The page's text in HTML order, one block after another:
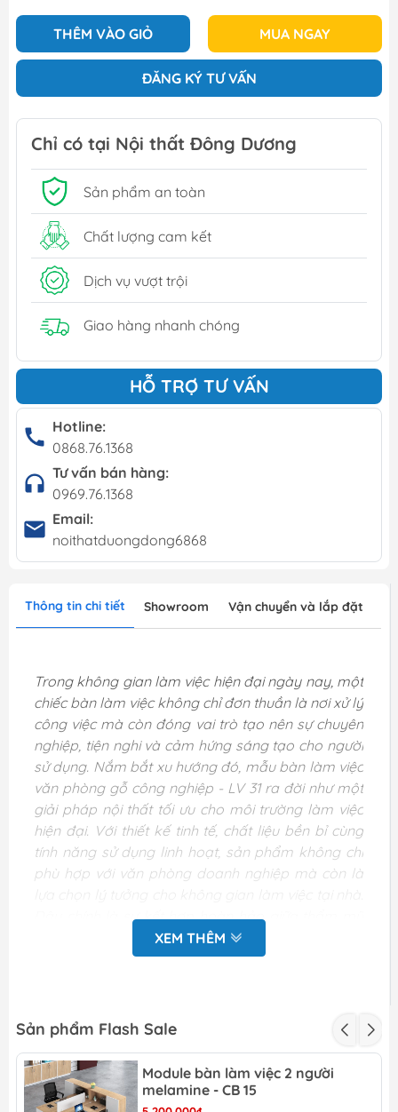
THÊM VÀO GIỎ MUA NGAY
ĐĂNG KÝ TƯ VẤN
Chỉ có tại Nội thất Đông Dương
Sản phẩm an toàn
Chất lượng cam kết
Dịch vụ vượt trội
Giao hàng nhanh chóng
HỖ TRỢ TƯ VẤN
Hotline:
0868.76.1368
Tư vấn bán hàng:
0969.76.1368
Email:
noithatduongdong6868
Thông tin chi tiết Showroom Vận chuyển và lắp đặt
Trong không gian làm việc hiện đại ngày nay, một
chiếc bàn làm việc không chỉ đơn thuần là nơi xử lý
công việc mà còn đóng vai trò tạo nên sự chuyên
nghiệp, tiện nghi và cảm hứng sáng tạo cho người
sử dụng. Nắm bắt xu hướng đó, mẫu bàn làm việc
văn phòng gỗ công nghiệp - LV 31 ra đời như một
giải pháp nội thất tối ưu cho môi trường làm việc
hiện đại. Với thiết kế tinh tế, chất liệu bền bỉ cùng
tính năng sử dụng linh hoạt, sản phẩm không chỉ
phù hợp với văn phòng doanh nghiệp mà còn là
Đây chính là sự kết hợp hoàn hảo giữa thẩm mỹ
và công năng, đáp ứng nhu cầu sử dụng lâu dài và
của mẫu bàn làm việc
văn phòng gỗ công
nghiệp - LV 31
XEM THÊM
Sản phẩm Flash Sale
Module bàn làm việc 2 người
melamine - CB 15